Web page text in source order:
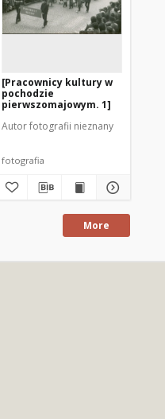
[Pracownicy kultury w
pochodzie
pierwszomajowym. 1]
Autor fotografii nieznany
fotografia
More